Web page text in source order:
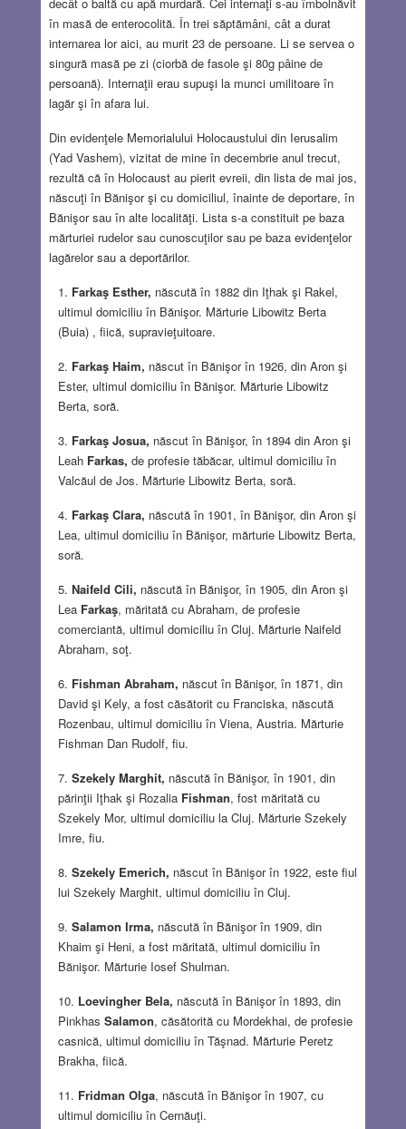
în masă de enterocolită. În trei săptămâni, cât a durat
internarea lor aici, au murit 23 de persoane. Li se servea o
singură masă pe zi (ciorbă de fasole şi 80g pâine de
persoană). Internaţii erau supuşi la munci umilitoare în
lagăr şi în afara lui.
Din evidenţele Memorialului Holocaustului din Ierusalim
(Yad Vashem), vizitat de mine în decembrie anul trecut,
rezultă că în Holocaust au pierit evreii, din lista de mai jos,
născuţi în Bănişor şi cu domiciliul, înainte de deportare, în
Bănişor sau în alte localităţi. Lista s-a constituit pe baza
mărturiei rudelor sau cunoscuţilor sau pe baza evidenţelor
lagărelor sau a deportărilor.
Farkaş Esther, născută în 1882 din Iţhak şi Rakel,
ultimul domiciliu în Bănişor. Mărturie Libowitz Berta
(Buia) , fiică, supravieţuitoare.
Farkaş Haim, născut în Bănişor în 1926, din Aron şi
Ester, ultimul domiciliu în Bănişor. Mărturie Libowitz
Berta, soră.
Farkaş Josua, născut în Bănişor, în 1894 din Aron şi
Leah Farkas, de profesie tăbăcar, ultimul domiciliu în
Valcăul de Jos. Mărturie Libowitz Berta, soră.
Farkaş Clara, născută în 1901, în Bănişor, din Aron şi
Lea, ultimul domiciliu în Bănişor, mărturie Libowitz Berta,
soră.
Naifeld Cili, născută în Bănişor, în 1905, din Aron şi
Lea Farkaş, măritată cu Abraham, de profesie
comerciantă, ultimul domiciliu în Cluj. Mărturie Naifeld
Abraham, soţ.
Fishman Abraham, născut în Bănişor, în 1871, din
David şi Kely, a fost căsătorit cu Franciska, născută
Rozenbau, ultimul domiciliu în Viena, Austria. Mărturie
Fishman Dan Rudolf, fiu.
Szekely Marghit, născută în Bănişor, în 1901, din
părinţii Iţhak şi Rozalia Fishman, fost măritată cu
Szekely Mor, ultimul domiciliu la Cluj. Mărturie Szekely
Imre, fiu.
Szekely Emerich, născut în Bănişor în 1922, este fiul
lui Szekely Marghit, ultimul domiciliu în Cluj.
Salamon Irma, născută în Bănişor în 1909, din
Khaim şi Heni, a fost măritată, ultimul domiciliu în
Bănişor. Mărturie Iosef Shulman.
Loevingher Bela, născută în Bănişor în 1893, din
Pinkhas Salamon, căsătorită cu Mordekhai, de profesie
casnică, ultimul domiciliu în Tăşnad. Mărturie Peretz
Brakha, fiică.
Fridman Olga, născută în Bănişor în 1907, cu
ultimul domiciliu în Cernăuţi.